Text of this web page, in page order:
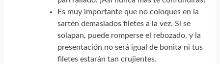
Es muy importante que no coloques en la
sartén demasiados filetes a la vez. Si se
solapan, puede romperse el rebozado, y la
presentación no será igual de bonita ni tus
filetes estarán tan crujientes.